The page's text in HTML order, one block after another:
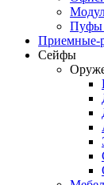
Пуфы
Приемные-
Сейфы